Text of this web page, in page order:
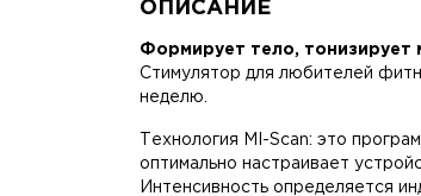
ОПИСАНИЕ
Формирует тело,
Стимулятор для любителей
неделю.
Технология MI-Scan: это
оптимально настраивает
Интенсивность определяется